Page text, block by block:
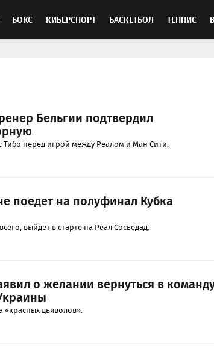
БОКС КИБЕРСПОРТ БАСКЕТБОЛ ТЕННИС
Бельгии подтвердил
Тибо перед игрой между Реалом и Ман Сити.
поедет на полуфинал Кубка
выйдет в старте на Реал Сосьедад.
о желании вернуться в
«красных дьяволов».